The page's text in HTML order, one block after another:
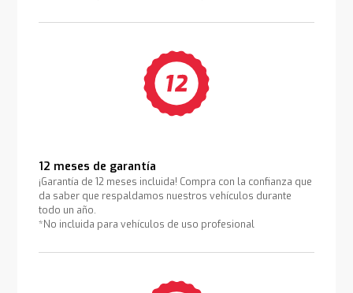
12 meses de garantía
¡Garantía de 12 meses incluida! Compra con la confianza que
da saber que respaldamos nuestros vehículos durante
todo un año.
*No incluida para vehículos de uso profesional